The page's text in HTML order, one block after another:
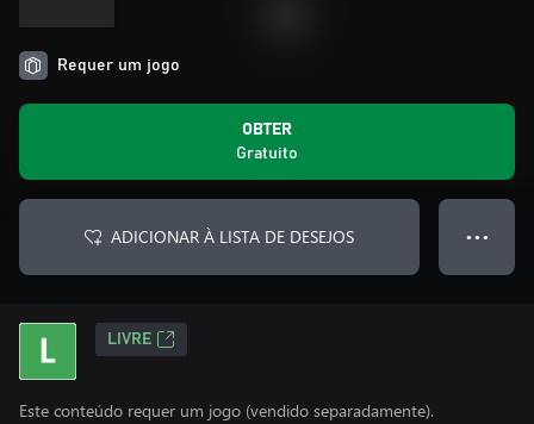
Requer um jogo
OBTER
Gratuito
ADICIONAR À LISTA DE DESEJOS ● ● ●
LIVRE
Este conteúdo requer um jogo (vendido separadamente).